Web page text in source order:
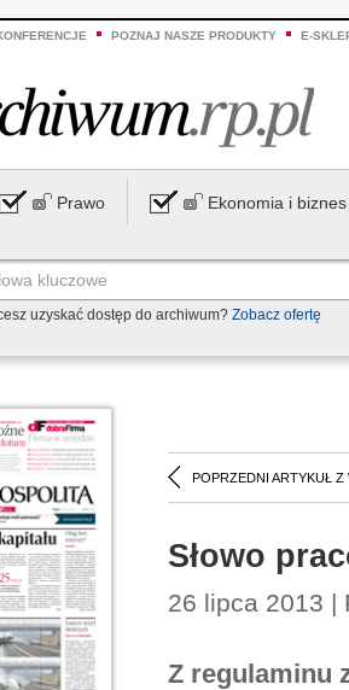
POZNAJ NASZE PRODUKTY E-
Prawo Ekonomia i biznes
uzyskać dostęp do archiwum? Zobacz ofertę
POPRZEDNI ARTYKUŁ Z
Słowo
26 lipca 2013 |
Z regulaminu